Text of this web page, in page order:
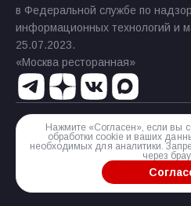
в Федеральной службе по
информационных технологий и
25.07.2023.
«Москва ресторанная»
Реестровая запись Эл №
Разработка сайта
Нажмите «Согласен», если вы
обработки cookie и ваших
необходимых для аналитики.
через